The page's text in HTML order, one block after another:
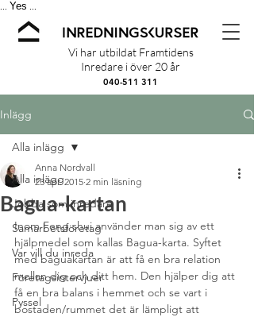
Yes
Vi har utbildat Framtidens
Inredare i över 20 år
040-511 311
Inlägg
Alla inlägg
Jobba som inredare
Samarbetsföretag
Var vill du inreda
Företagsintervjuer
Pyssel
Alla inlägg
Bagua-kartan
Anna Nordvall
23 apr. 2015 2 min läsning
Inom Feng shui använder man sig av ett
hjälpmedel som kallas Bagua-karta. Syftet
med baguakartan är att få en bra relation
mellan dig och ditt hem. Den hjälper dig att
få en bra balans i hemmet och se vart i
bostaden/rummet det är lämpligt att